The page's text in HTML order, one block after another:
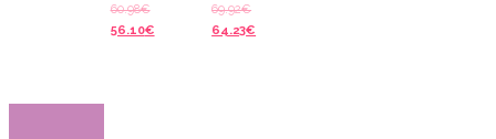
60.98€
56.10€
69.92€
64.23€